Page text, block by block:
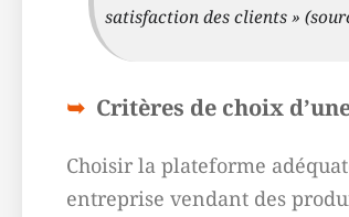
satisfaction des clients »
Critères de choix
Choisir la plateforme
entreprise vendant des